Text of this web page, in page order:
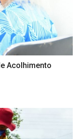
Acolhimento